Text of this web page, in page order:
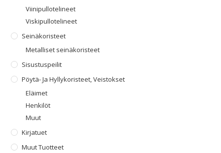
Viinipullotelineet
Viskipullotelineet
Seinäkoristeet
Metalliset seinäkoristeet
Sisustuspeilit
Pöytä- Ja Hyllykoristeet, Veistokset
Eläimet
Henkilöt
Muut
Kirjatuet
Muut Tuotteet